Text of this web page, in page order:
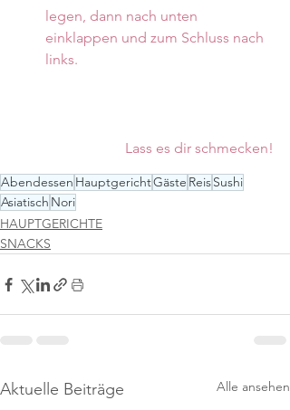
legen, dann nach unten
einklappen und zum Schluss nach
links.
Lass es dir schmecken!
Abendessen HauptgerichtGäste ReisSushi
Asiatisch Nori
HAUPTGERICHTE
SNACKS
Aktuelle Beiträge Alle ansehen